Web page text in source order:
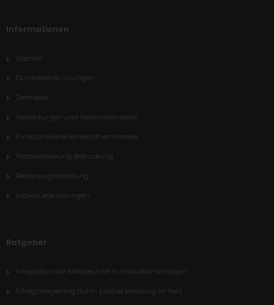
Informationen
Sitemap
Durchdachte Lösungen
Zertifikate
Verpackungs- und Versandkonzepte
Funktionsweise Bimetallthermometer
Personalisierung Bedruckung
Bedienungsanleitung
individuelle Lösungen
Ratgeber
Integration von Messtechnik in Produktionsanlagen
Ertragssteigerung durch präzise Messung im Feld